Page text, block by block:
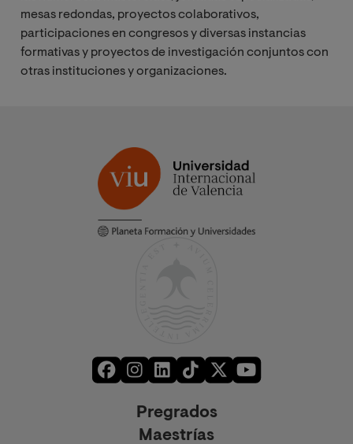
Nº investigadores externos: 3
GREENIUS se estructura en cuatro líneas de
investigación alineadas con los llamados servicios
Nombre del grupo: Grupo de investigación en
Ciencia de Datos
Acrónimo: GRID
Nº investigadores VIU: 11
centra sus actividades en: 1) Analizar y
mesas redondas, proyectos colaborativos,
participaciones en congresos y diversas instancias
formativas y proyectos de investigación conjuntos con
otras instituciones y organizaciones.
Pregrados
Maestrías